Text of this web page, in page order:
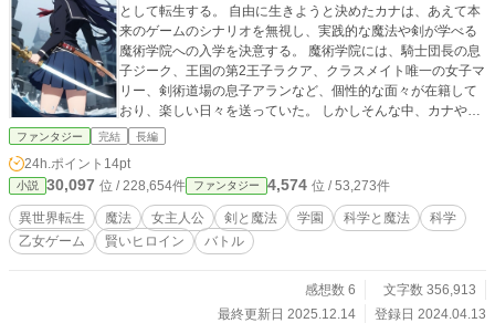
として転生する。 自由に生きようと決めたカナは、あえて本
来のゲームのシナリオを無視し、実践的な魔法や剣が学べる
魔術学院への入学を決意する。 魔術学院には、騎士団長の息
子ジーク、王国の第2王子ラクア、クラスメイト唯一の女子マ
リー、剣術道場の息子アランなど、個性的な面々が在籍して
おり、楽しい日々を送っていた。 しかしそんな中、カナや友
人たちの周りで不穏な事件が起こるようになる。 前世から持
魔法適性を駆使し、自身の過去と向き合うため、そして友人
の未来を守るために奮闘する。 ｢今世では、自分の思うよう
に生きよう。前世の二の舞にならないように。｣
ファンタジー 完結 長編
24h.ポイント 14pt
小説 30,097 位 / 228,654件 ファンタジー 4,574 位 / 53,273件
異世界転生 魔法 女主人公 剣と魔法 学園 科学と魔法
科学
乙女ゲーム
賢いヒロイン バトル
感想数 6
文字数 356,913
最終更新日 2025.12.14
登録日 2024.04.13